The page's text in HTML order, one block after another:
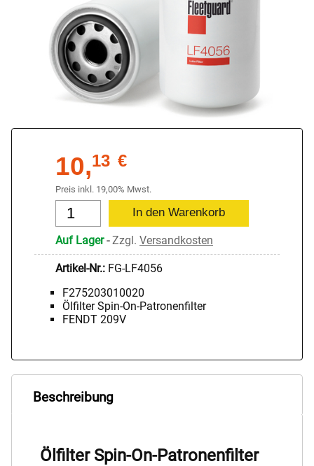
10,13 €
Preis inkl. 19,00% Mwst.
Auf Lager-Zzgl. Versandkosten
Artikel-Nr.: FG-LF4056
F275203010020
Ölfilter Spin-On-Patronenfilter
FENDT 209V
Beschreibung
Ölfilter Spin-On-Patronenfilter